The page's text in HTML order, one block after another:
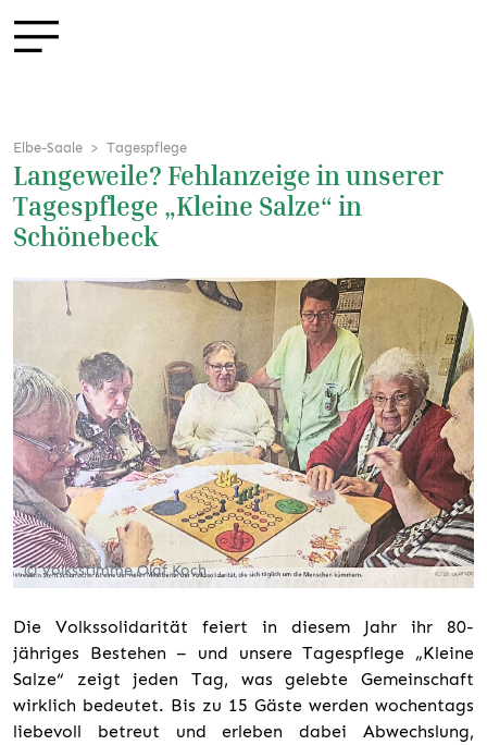
Elbe-Saale Tagespflege
Langeweile? Fehlanzeige in unserer
Tagespflege „Kleine Salze“ in
Schönebeck
© Volksstimme,Olaf Koch
Die Volkssolidarität feiert in diesem Jahr ihr 80-
jähriges Bestehen – und unsere Tagespflege „Kleine
Salze“ zeigt jeden Tag, was gelebte Gemeinschaft
wirklich bedeutet. Bis zu 15 Gäste werden wochentags
liebevoll betreut und erleben dabei Abwechslung,